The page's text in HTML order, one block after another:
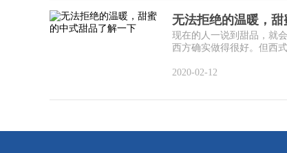
无法拒绝的温暖，
现在的人一说到甜品，就
西方确实做得很好。但西
2020-02-12